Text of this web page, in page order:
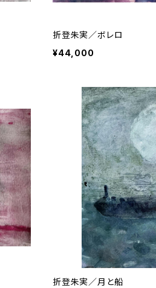
折登朱実／ボレロ
¥44,000
折登朱実／月と船